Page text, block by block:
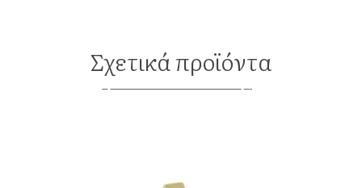
Σχετικά προϊόντα